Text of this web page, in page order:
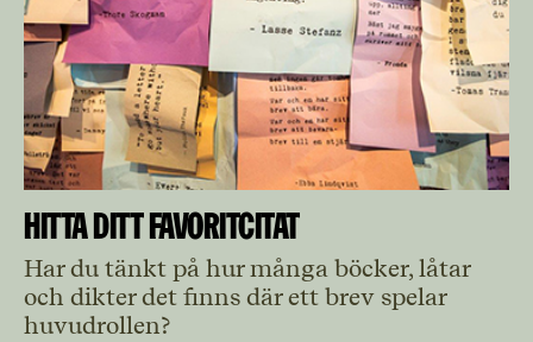
Hitta ditt favoritcitat
Har du tänkt på hur många böcker, låtar
och dikter det finns där ett brev spelar
huvudrollen?